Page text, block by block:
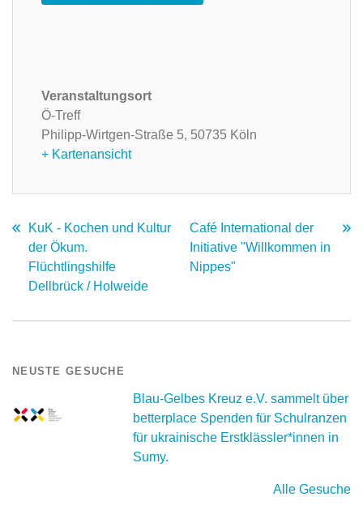
Veranstaltungsort
Ö-Treff
Philipp-Wirtgen-Straße 5, 50735 Köln
+ Kartenansicht
KuK - Kochen und Kultur
der Ökum.
Flüchtlingshilfe
Dellbrück / Holweide
Café International der
Initiative "Willkommen in
Nippes"
NEUSTE GESUCHE
Blau-Gelbes Kreuz e.V. sammelt über
betterplace Spenden für Schulranzen
für ukrainische Erstklässler*innen in
Sumy.
Alle Gesuche